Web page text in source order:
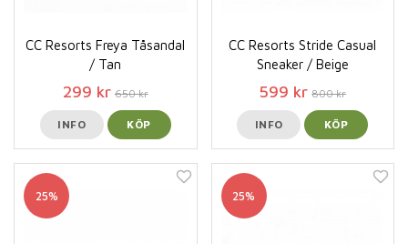
CC Resorts Freya Tåsandal
/ Tan
299 kr 650 kr
INFO KÖP
CC Resorts Stride Casual
Sneaker / Beige
599 kr 800 kr
INFO KÖP
25% 25%